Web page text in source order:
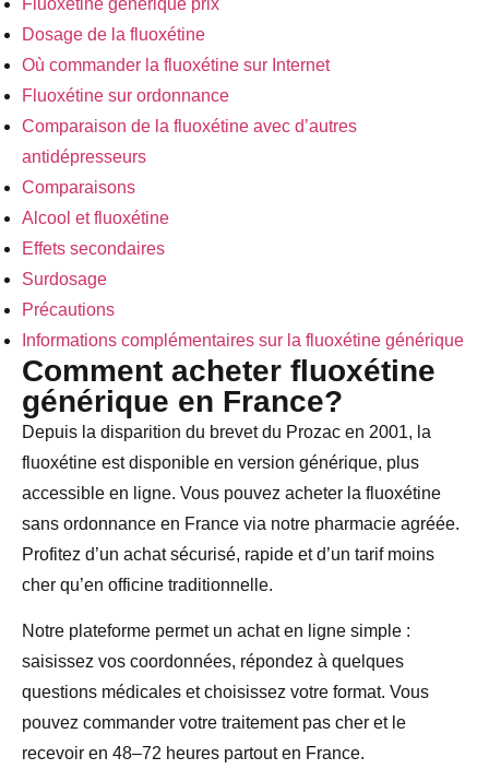
Fluoxétine générique prix
Dosage de la fluoxétine
Où commander la fluoxétine sur Internet
Fluoxétine sur ordonnance
Comparaison de la fluoxétine avec d’autres
antidépresseurs
Comparaisons
Alcool et fluoxétine
Effets secondaires
Surdosage
Précautions
Informations complémentaires sur la fluoxétine générique
Comment acheter fluoxétine
générique en France?
Depuis la disparition du brevet du Prozac en 2001, la
fluoxétine est disponible en version générique, plus
accessible en ligne. Vous pouvez acheter la fluoxétine
sans ordonnance en France via notre pharmacie agréée.
Profitez d’un achat sécurisé, rapide et d’un tarif moins
cher qu’en officine traditionnelle.
Notre plateforme permet un achat en ligne simple :
saisissez vos coordonnées, répondez à quelques
questions médicales et choisissez votre format. Vous
pouvez commander votre traitement pas cher et le
recevoir en 48–72 heures partout en France.